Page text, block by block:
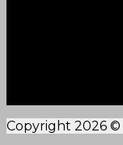
Copyright 2026 ©